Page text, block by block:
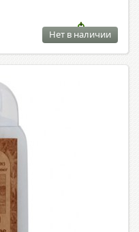
Нет в наличии